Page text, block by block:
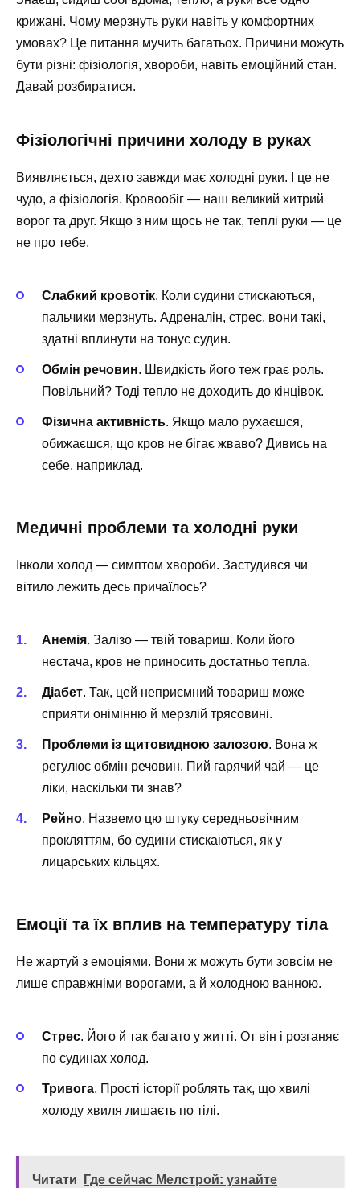
крижані. Чому мерзнуть руки навіть у комфортних
умовах? Це питання мучить багатьох. Причини можуть
бути різні: фізіологія, хвороби, навіть емоційний стан.
Давай розбиратися.
Фізіологічні причини холоду в руках
Виявляється, дехто завжди має холодні руки. І це не
чудо, а фізіологія. Кровообіг — наш великий хитрий
ворог та друг. Якщо з ним щось не так, теплі руки — це
не про тебе.
Слабкий кровотік. Коли судини стискаються,
пальчики мерзнуть. Адреналін, стрес, вони такі,
здатні вплинути на тонус судин.
Обмін речовин. Швидкість його теж грає роль.
Повільний? Тоді тепло не доходить до кінцівок.
Фізична активність. Якщо мало рухаєшся,
обижаєшся, що кров не бігає жваво? Дивись на
себе, наприклад.
Медичні проблеми та холодні руки
Інколи холод — симптом хвороби. Застудився чи
вітило лежить десь причаїлось?
Анемія. Залізо — твій товариш. Коли його
нестача, кров не приносить достатньо тепла.
Діабет. Так, цей неприємний товариш може
сприяти онімінню й мерзлій трясовині.
Проблеми із щитовидною залозою. Вона ж
регулює обмін речовин. Пий гарячий чай — це
ліки, наскільки ти знав?
Рейно. Назвемо цю штуку середньовічним
прокляттям, бо судини стискаються, як у
лицарських кільцях.
Емоції та їх вплив на температуру тіла
Не жартуй з емоціями. Вони ж можуть бути зовсім не
лише справжніми ворогами, а й холодною ванною.
Стрес. Його й так багато у житті. От він і розганяє
по судинах холод.
Тривога. Прості історії роблять так, що хвилі
холоду хвиля лишаєть по тілі.
Читати Где сейчас Мелстрой: узнайте